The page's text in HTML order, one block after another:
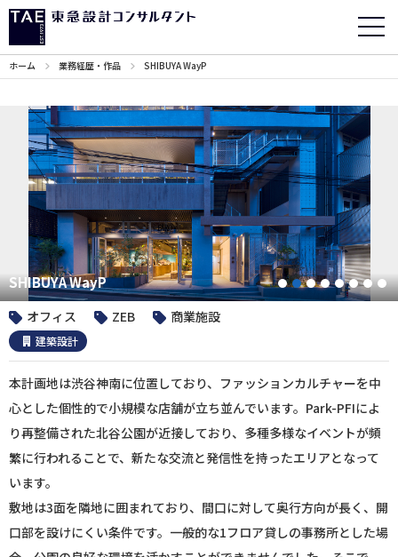
ホーム 業務経歴・作品 SHIBUYA WayP
SHIBUYA WayP 1 2 3 4 5 6 7
オフィス ZEB 商業施設
建築設計
本計画地は渋谷神南に位置しており、ファッションカルチャーを中
心とした個性的で小規模な店舗が立ち並んでいます。Park-PFIによ
り再整備された北谷公園が近接しており、多種多様なイベントが頻
繁に行われることで、新たな交流と発信性を持ったエリアとなって
います。
敷地は3面を隣地に囲まれており、間口に対して奥行方向が長く、開
口部を設けにくい条件です。一般的な1フロア貸しの事務所とした場